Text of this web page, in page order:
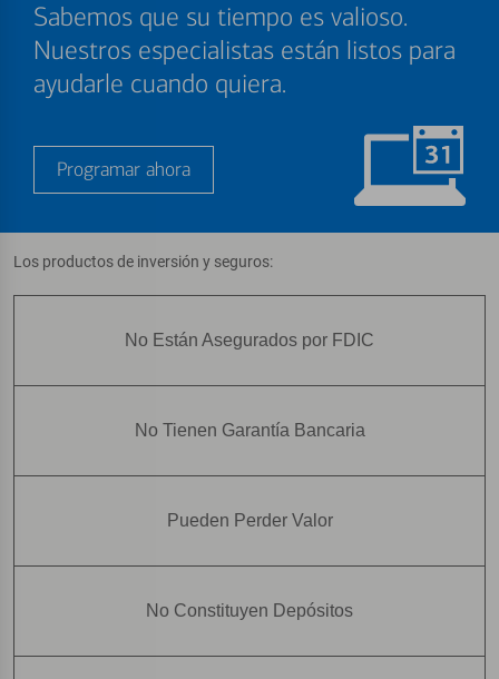
Sabemos que su tiempo es valioso.
Nuestros especialistas están listos para
ayudarle cuando quiera.
Programar ahora
Los productos de inversión y seguros:
No Están Asegurados por FDIC
No Tienen Garantía Bancaria
Pueden Perder Valor
No Constituyen Depósitos